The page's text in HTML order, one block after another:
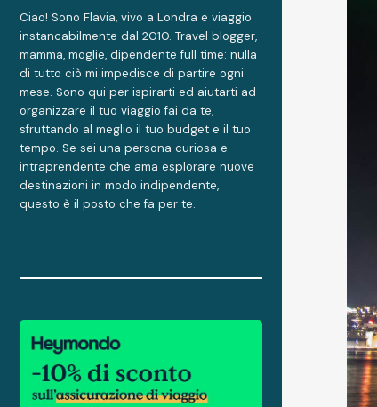
Ciao! Sono Flavia, vivo a Londra e viaggio
instancabilmente dal 2010. Travel blogger,
mamma, moglie, dipendente full time: nulla
di tutto ciò mi impedisce di partire ogni
mese. Sono qui per ispirarti ed aiutarti ad
organizzare il tuo viaggio fai da te,
sfruttando al meglio il tuo budget e il tuo
tempo. Se sei una persona curiosa e
intraprendente che ama esplorare nuove
destinazioni in modo indipendente,
questo è il posto che fa per te.